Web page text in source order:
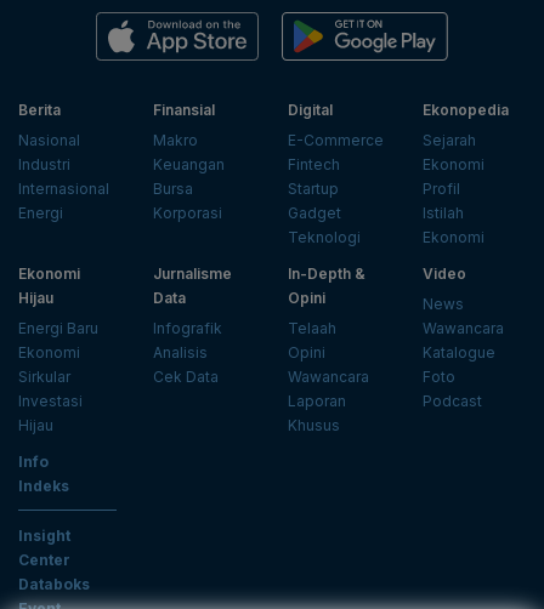
Berita
Nasional
Industri
Internasional
Energi
Finansial
Makro
Keuangan
Bursa
Korporasi
Digital
E-Commerce
Fintech
Startup
Gadget
Teknologi
Ekonopedia
Sejarah
Ekonomi
Profil
Istilah
Ekonomi
Ekonomi
Hijau
Energi Baru
Ekonomi
Sirkular
Investasi
Hijau
Jurnalisme
Data
Infografik
Analisis
Cek Data
In-Depth &
Opini
Telaah
Opini
Wawancara
Laporan
Khusus
Video
News
Wawancara
Katalogue
Foto
Podcast
Info
Indeks
Insight
Center
Databoks